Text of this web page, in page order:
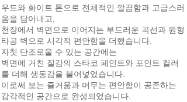
우드와 화이트 톤으로 전체적인 깔끔함과 고급스러
움을 담아내고,
천장에서 벽면으로 이어지는 부드러운 곡선과 원형
타공 벽으로 시각적 편안함을 더했습니다.
자칫 단조로울 수 있는 공간에는
벽면에 거친 질감의 스타코 페인트와 포인트 컬러
를 더해 생동감을 불어넣었습니다.
이로써 보는 즐거움과 머무는 편안함이 공존하는
감각적인 공간으로 완성되었습니다.